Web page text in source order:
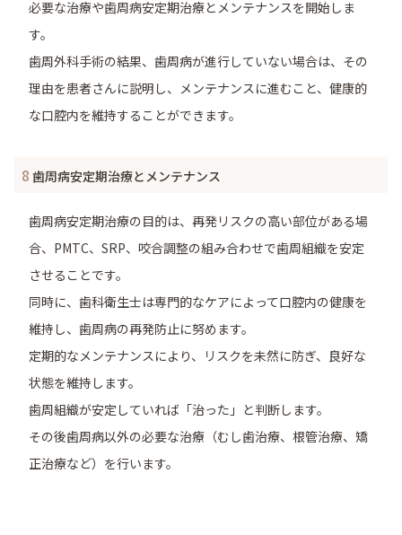
必要な治療や歯周病安定期治療とメンテナンスを開始しま
す。
歯周外科手術の結果、歯周病が進行していない場合は、その
理由を患者さんに説明し、メンテナンスに進むこと、健康的
な口腔内を維持することができます。
8 歯周病安定期治療とメンテナンス
歯周病安定期治療の目的は、再発リスクの高い部位がある場
合、PMTC、SRP、咬合調整の組み合わせで歯周組織を安定
させることです。
同時に、歯科衛生士は専門的なケアによって口腔内の健康を
維持し、歯周病の再発防止に努めます。
定期的なメンテナンスにより、リスクを未然に防ぎ、良好な
状態を維持します。
歯周組織が安定していれば「治った」と判断します。
その後歯周病以外の必要な治療（むし歯治療、根管治療、矯
正治療など）を行います。